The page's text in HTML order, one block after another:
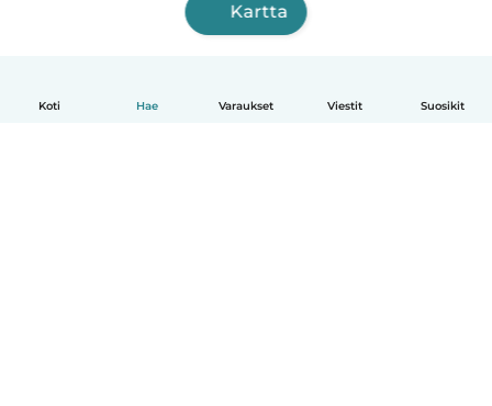
Koti Hae Varaukset Viestit Suosikit
Kartta